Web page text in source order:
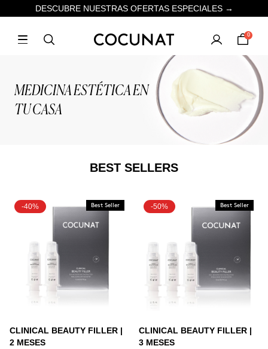
DESCUBRE NUESTRAS OFERTAS ESPECIALES →
0
MEDICINA ESTÉTICA EN
TU CASA
BEST SELLERS
-40% Best Seller
CLINICAL BEAUTY FILLER |
2 MESES
-50% Best Seller
CLINICAL BEAUTY FILLER |
3 MESES